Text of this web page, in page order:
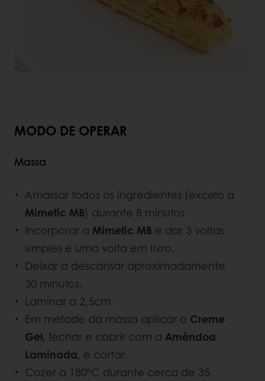
MODO DE OPERAR
Massa
Amassar todos os ingredientes (exceto a
Mimetic MB) durante 8 minutos.
Incorporar a Mimetic MB e dar 3 voltas
simples e uma volta em livro.
Deixar a descansar aproximadamente
30 minutos.
Laminar a 2,5cm.
Em metade da massa aplicar o Creme
Gel, fechar e cobrir com a Amêndoa
Laminada, e cortar.
Cozer a 180ºC durante cerca de 35